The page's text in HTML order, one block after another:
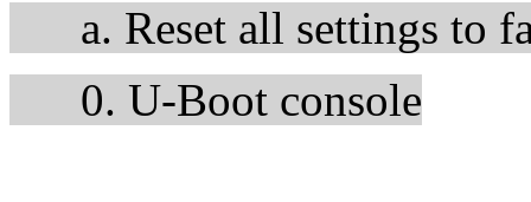
a. Reset all settings to
0. U-Boot console